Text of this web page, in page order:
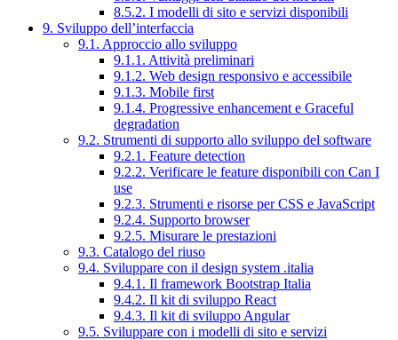
8.5.2. I modelli di sito e servizi disponibili
9. Sviluppo dell’interfaccia
9.1. Approccio allo sviluppo
9.1.1. Attività preliminari
9.1.2. Web design responsivo e accessibile
9.1.3. Mobile first
9.1.4. Progressive enhancement e Graceful
degradation
9.2. Strumenti di supporto allo sviluppo del software
9.2.1. Feature detection
9.2.2. Verificare le feature disponibili con Can I
use
9.2.3. Strumenti e risorse per CSS e JavaScript
9.2.4. Supporto browser
9.2.5. Misurare le prestazioni
9.3. Catalogo del riuso
9.4. Sviluppare con il design system .italia
9.4.1. Il framework Bootstrap Italia
9.4.2. Il kit di sviluppo React
9.4.3. Il kit di sviluppo Angular
9.5. Sviluppare con i modelli di sito e servizi